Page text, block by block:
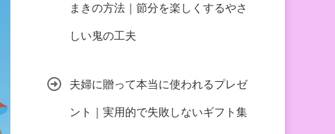
まきの方法｜節分を楽しくするやさ
しい鬼の工夫
夫婦に贈って本当に使われるプレゼ
ント｜実用的で失敗しないギフト集